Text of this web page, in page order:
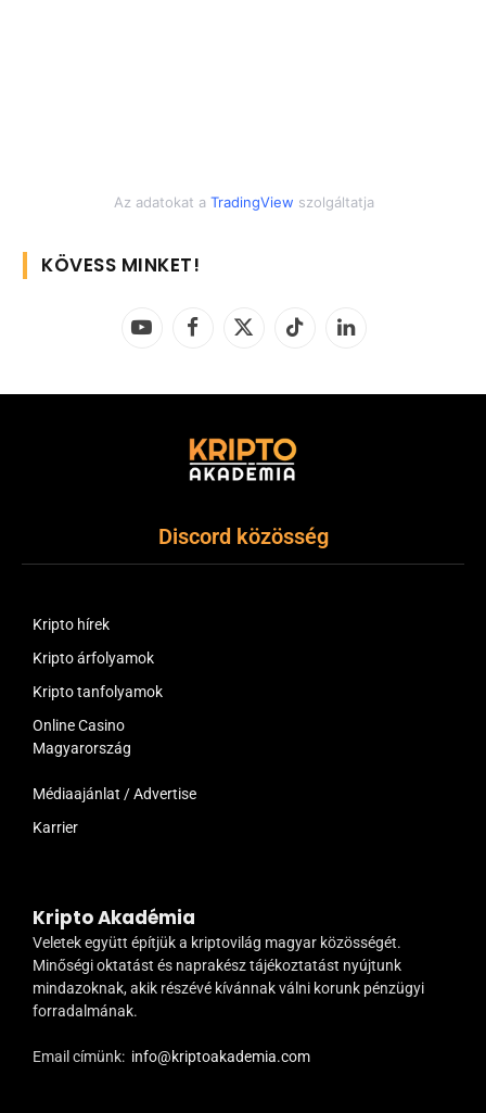
Az adatokat a TradingView szolgáltatja
KÖVESS MINKET!
YouTubeFacebook
X
TikTok LinkedIn
Discord közösség
Kripto hírek
Kripto árfolyamok
Kripto tanfolyamok
Online Casino
Magyarország
Médiaajánlat / Advertise
Karrier
Kripto Akadémia
Veletek együtt építjük a kriptovilág magyar közösségét.
Minőségi oktatást és naprakész tájékoztatást nyújtunk
mindazoknak, akik részévé kívánnak válni korunk pénzügyi
forradalmának.
Email címünk: info@kriptoakademia.com